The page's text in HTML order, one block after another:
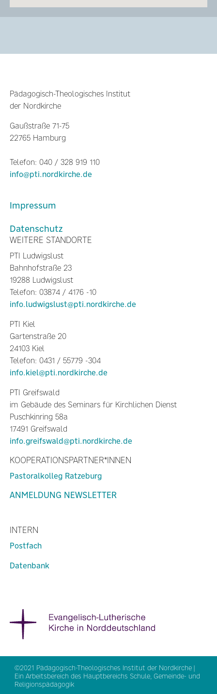
Pädagogisch-Theologisches Institut
der Nordkirche
Gaußstraße 71-75
22765 Hamburg
Telefon: 040 / 328 919 110
info@pti.nordkirche.de
Impressum
Datenschutz
WEITERE STANDORTE
PTI Ludwigslust
Bahnhofstraße 23
19288 Ludwigslust
Telefon: 03874 / 4176 -10
info.ludwigslust@pti.nordkirche.de
PTI Kiel
Gartenstraße 20
24103 Kiel
Telefon: 0431 / 55779 -304
info.kiel@pti.nordkirche.de
PTI Greifswald
im Gebäude des Seminars für Kirchlichen Dienst
Puschkinring 58a
17491 Greifswald
info.greifswald@pti.nordkirche.de
KOOPERATIONSPARTNER*INNEN
Pastoralkolleg Ratzeburg
ANMELDUNG NEWSLETTER
INTERN
Postfach
Datenbank
©2021 Pädagogisch-Theologisches Institut der Nordkirche |
Ein Arbeitsbereich des Hauptbereichs Schule, Gemeinde- und
Religionspädagogik